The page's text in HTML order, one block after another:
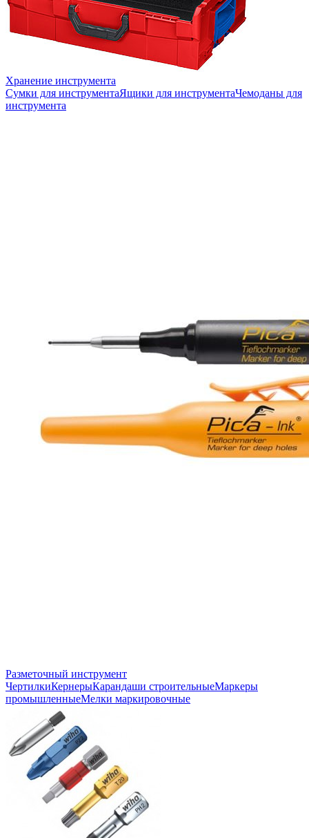
Хранение инструмента
Сумки для инструментаЯщики для инструментаЧемоданы для
инструмента
Разметочный инструмент
ЧертилкиКернерыКарандаши строительныеМаркеры
промышленныеМелки маркировочные